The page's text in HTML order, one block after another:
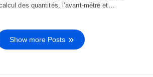
des quantités, l’avant-métré et…
Show more Posts